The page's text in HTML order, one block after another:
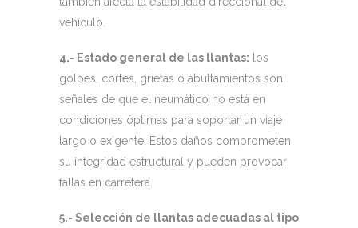
vehículo.
4.- Estado general de las llantas: los
golpes, cortes, grietas o abultamientos son
señales de que el neumático no está en
condiciones óptimas para soportar un viaje
largo o exigente. Estos daños comprometen
su integridad estructural y pueden provocar
fallas en carretera.
5.- Selección de llantas adecuadas al tipo